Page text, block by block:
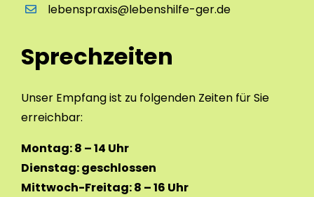
lebenspraxis@lebenshilfe-ger.de
Sprechzeiten
Unser Empfang ist zu folgenden Zeiten für Sie
erreichbar:
Montag: 8 – 14 Uhr
Dienstag: geschlossen
Mittwoch-Freitag: 8 – 16 Uhr